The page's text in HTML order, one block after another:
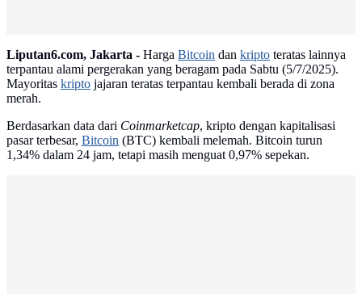
Liputan6.com, Jakarta - Harga Bitcoin dan kripto teratas lainnya
terpantau alami pergerakan yang beragam pada Sabtu (5/7/2025).
Mayoritas kripto jajaran teratas terpantau kembali berada di zona
merah.
Berdasarkan data dari Coinmarketcap, kripto dengan kapitalisasi
pasar terbesar, Bitcoin (BTC) kembali melemah. Bitcoin turun
1,34% dalam 24 jam, tetapi masih menguat 0,97% sepekan.